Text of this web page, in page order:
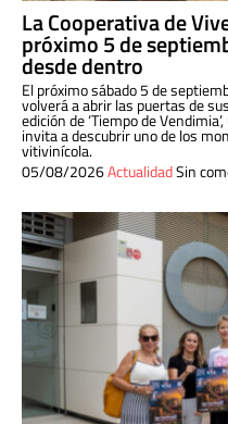
La Cooperativa de
próximo 5 de
desde dentro
El próximo sábado 5 de
volverá a abrir las puertas de
edición de ‘Tiempo de
invita a descubrir uno de los
vitivinícola.
05/08/2026ActualidadSin